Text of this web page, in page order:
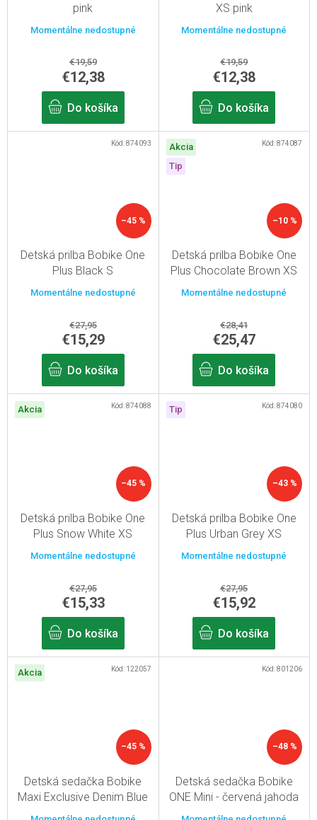
pink
Momentálne nedostupné
€19,59
€12,38
Do košíka
XS pink
Momentálne nedostupné
€19,59
€12,38
Do košíka
–45 %
Detská prilba Bobike One
Plus Black S
Momentálne nedostupné
€27,95
€15,29
Do košíka
Kód:874093
Akcia
Tip
–10 %
Detská prilba Bobike One
Plus Chocolate Brown XS
Momentálne nedostupné
€28,41
€25,47
Do košíka
Kód:874087
Akcia
–45 %
Detská prilba Bobike One
Plus Snow White XS
Momentálne nedostupné
€27,95
€15,33
Do košíka
Kód:874088 Tip
–43 %
Detská prilba Bobike One
Plus Urban Grey XS
Momentálne nedostupné
€27,95
€15,92
Do košíka
Kód:874080
Akcia
–45 %
Detská sedačka Bobike
Maxi Exclusive Denim Blue
Kód: 122057
–48 %
Detská sedačka Bobike
ONE Mini - červená jahoda
Kód:801206